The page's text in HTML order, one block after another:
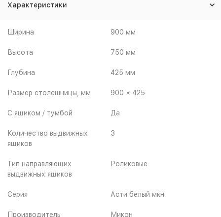
Характеристики
Ширина 900 мм
Высота 750 мм
Глубина 425 мм
Размер столешницы, мм 900 × 425
С ящиком / тумбой Да
Количество выдвижных
ящиков
3
Тип направляющих
выдвижных ящиков
Роликовые
Серия Асти белый мкн
Производитель Микон